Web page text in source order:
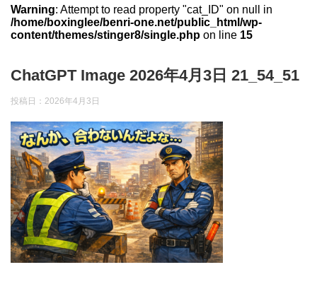
Warning: Attempt to read property "cat_ID" on null in
/home/boxinglee/benri-one.net/public_html/wp-
content/themes/stinger8/single.php on line 15
ChatGPT Image 2026年4月3日 21_54_51
投稿日： 2026年4月3日